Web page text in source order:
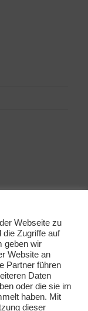
Webseite zu
die Zugriffe auf
geben wir
Website an
Partner führen
Daten
oder die sie im
haben. Mit
dieser